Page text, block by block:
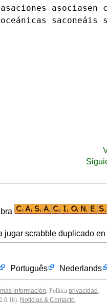
asaciones asociasen
oceánicas saconeáis
jugar scrabble duplicado en
Português Nederlands
más información. Política privacidad .
b). Noticias & Contacto.